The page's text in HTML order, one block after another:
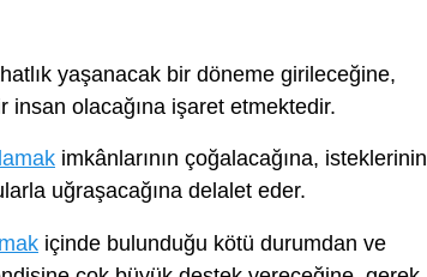
yaşanacak bir döneme girileceğine,
olacağına işaret etmektedir.
imkânlarının çoğalacağına, isteklerinin
uğraşacağına delalet eder.
içinde bulunduğu kötü durumdan ve